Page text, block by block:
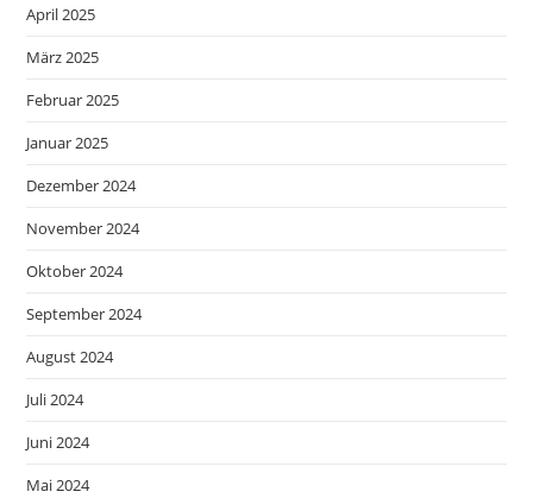
April 2025
März 2025
Februar 2025
Januar 2025
Dezember 2024
November 2024
Oktober 2024
September 2024
August 2024
Juli 2024
Juni 2024
Mai 2024